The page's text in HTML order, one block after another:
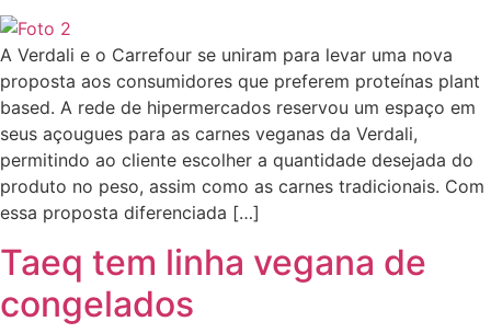
A Verdali e o Carrefour se uniram para levar uma nova
proposta aos consumidores que preferem proteínas plant
based. A rede de hipermercados reservou um espaço em
seus açougues para as carnes veganas da Verdali,
permitindo ao cliente escolher a quantidade desejada do
produto no peso, assim como as carnes tradicionais. Com
essa proposta diferenciada […]
Taeq tem linha vegana de
congelados